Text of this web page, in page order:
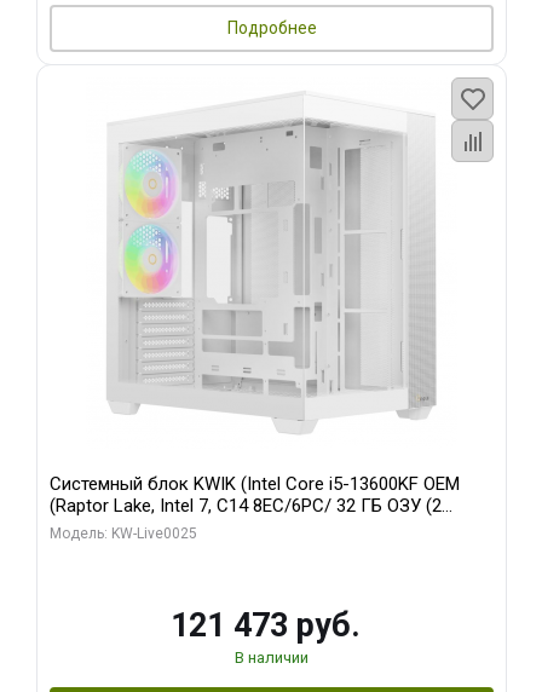
Подробнее
Системный блок KWIK (Intel Core i5-13600KF OEM
(Raptor Lake, Intel 7, C14 8EC/6PC/ 32 ГБ ОЗУ (2
модуля)/ Gigabyte RTX5060 WINDFORCE OC 8GB
Модель: KW-Live0025
121 473 руб.
В наличии